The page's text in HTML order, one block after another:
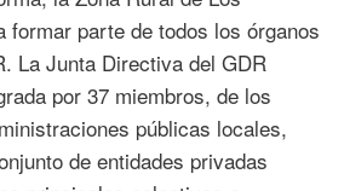
formar parte de todos los órganos
La Junta Directiva del GDR
por 37 miembros, de los
públicas locales,
de entidades privadas